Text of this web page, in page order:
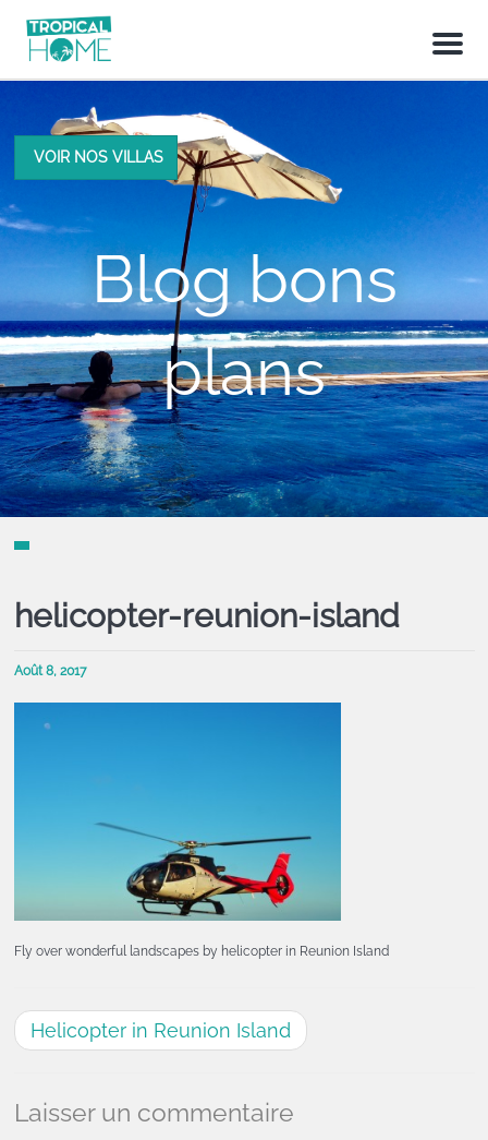
M
n
VOIR NOS VILLAS
Blog bons
plans
helicopter-reunion-island
Août 8, 2017
Fly over wonderful landscapes by helicopter in Reunion Island
Helicopter in Reunion Island
Laisser un commentaire